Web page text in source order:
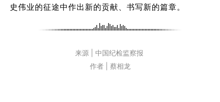
史伟业的征途中作出新的贡献、书写新的篇章。
来源 | 中国纪检监察报
作者 | 蔡相龙